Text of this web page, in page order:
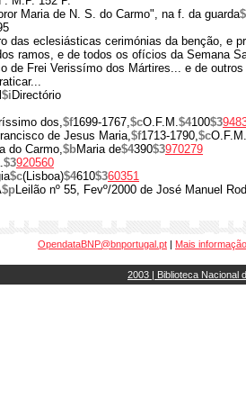
Maria de N. S. do Carmo", na f. da guarda
das eclesiásticas cerimónias da benção, e
ramos, e de todos os ofícios da Semana
de Frei Verissímo dos Mártires... e de
$i Directório
dos,$f1699-1767,$cO.F.M.$4100$3
de Jesus Maria,$f1713-1790,$cO.F.M.
do Carmo,$bMaria de$4390$3970279
$3920560
$c(Lisboa)$4610$360351
$pLeilão nº 55, Fevº/2000 de José Manuel
OpendataBNP@bnportugal.pt | Mais
2003 | Biblioteca Nacional